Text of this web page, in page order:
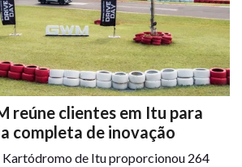
reúne clientes em Itu para
completa de inovação
Kartódromo de Itu proporcionou 264